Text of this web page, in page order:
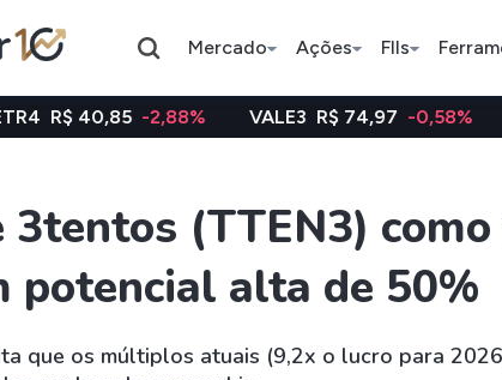
Mercado Ações FIIs
Ação
Petrobras
Ação
Bradesco
-2,88% VALE3 R$ 74,97 -0,58% BBAS3 R$
3tentos (TTEN3)
potencial alta de 50%
que os múltiplos atuais (9,2x o lucro para